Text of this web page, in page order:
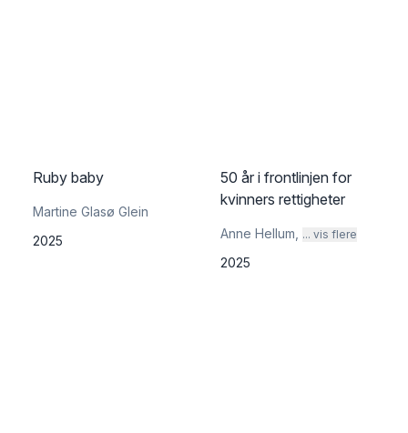
Ruby baby
Martine Glasø Glein
2025
50 år i frontlinjen for
kvinners rettigheter
Anne Hellum ... vis flere
2025